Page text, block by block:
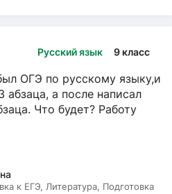
Русский язык 9 класс
ОГЭ по русскому языку,и
абзаца, а после написал
Что будет? Работу
к ЕГЭ, Литература, Подготовка